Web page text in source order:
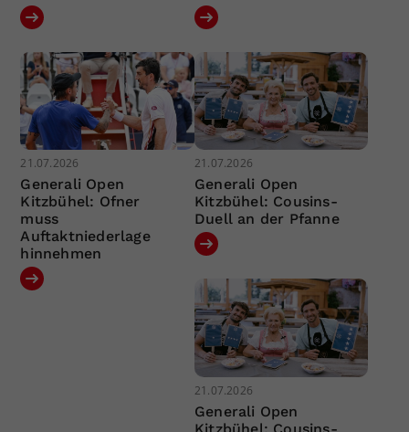
21.07.2026
Generali Open
Kitzbühel: Ofner
muss
Auftaktniederlage
hinnehmen
21.07.2026
Generali Open
Kitzbühel: Cousins-
Duell an der Pfanne
21.07.2026
Generali Open